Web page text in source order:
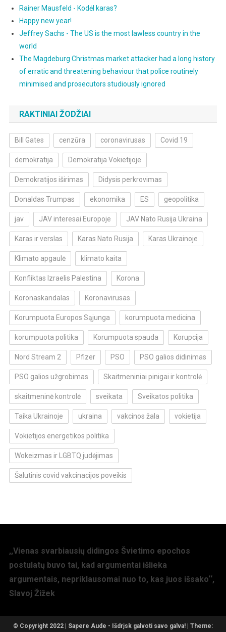
Rainer Mausfeld - Kodėl karas?
Happy new year!
Jeffrey Sachs - The US is the most lawless country in the
world
The Magdeburg Christmas market attacker had a long history
of erratic and threatening behaviour that police routinely
minimised and prosecutors studiously ignored
RAKTINIAI ŽODŽIAI
Bill Gates cenzūra coronavirusas Covid 19
demokratija Demokratija Vokietijoje
Demokratijos iširimas Didysis perkrovimas
Donaldas Trumpas ekonomika ES geopolitika
jav JAV interesai Europoje JAV Nato Rusija Ukraina
Karas ir verslas Karas Nato Rusija Karas Ukrainoje
Klimato apgaulė klimato kaita
Konfliktas Izraelis Palestina Korona
Koronaskandalas Koronavirusas
Korumpuota Europos Sąjunga korumpuota medicina
korumpuota politika Korumpuota spauda Korupcija
Nord Stream 2 Pfizer PSO PSO galios didinimas
PSO galios užgrobimas Skaitmeniniai pinigai ir kontrolė
skaitmeninė kontrolė sveikata Sveikatos politika
Taika Ukrainoje ukraina vakcinos žala vokietija
Vokietijos energetikos politika
Wokeizmas ir LGBTQ judėjimas
Šalutinis covid vakcinacijos poveikis
,,Vienas svarbiausių didingos Švietimo epochos
postulatų buvo tai, kad argumentai išlieka
argumentais, nepriklausomai nuo to, kas juos išsako‘‘,
Slavoj Žižek
© Copyright 2022 | Sapere Aude - Išdrįsk galvoti savo galva! | Theme: